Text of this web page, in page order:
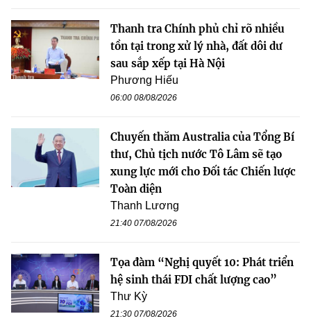
Thanh tra Chính phủ chỉ rõ nhiều
tồn tại trong xử lý nhà, đất dôi dư
sau sắp xếp tại Hà Nội
Phương Hiếu
06:00 08/08/2026
Chuyến thăm Australia của Tổng Bí
thư, Chủ tịch nước Tô Lâm sẽ tạo
xung lực mới cho Đối tác Chiến lược
Toàn diện
Thanh Lương
21:40 07/08/2026
Tọa đàm “Nghị quyết 10: Phát triển
hệ sinh thái FDI chất lượng cao”
Thư Kỳ
21:30 07/08/2026